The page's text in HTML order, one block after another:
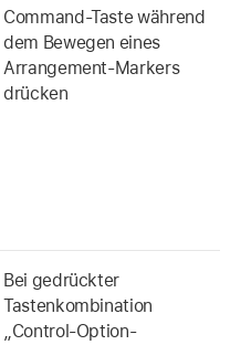
Command-Taste während
dem Bewegen eines
Arrangement-Markers
drücken
Bei gedrückter
Tastenkombination
„Control-Option-